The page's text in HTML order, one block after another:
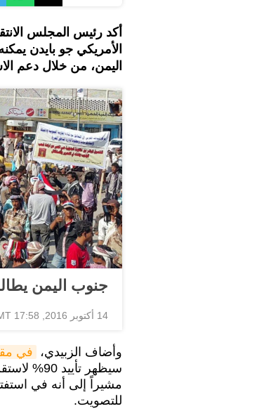
أكد رئيس المجلس
اليمن، من خلال دعم
جنوب اليمن
14 أكتوبر 2016, 17:58 GMT
وأضاف الزبيدي، في
سيظهر
مشيراً إلى أنه في
للتصويت.